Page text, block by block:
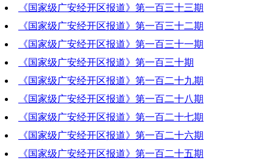
2021-10-07 20:07:52
《国家级广安经开区报道》第一百三十三期
2021-09-30 20:06:05
《国家级广安经开区报道》第一百三十二期
2021-09-23 20:57:38
《国家级广安经开区报道》第一百三十一期
2021-09-16 20:28:25
《国家级广安经开区报道》第一百三十期
2021-09-09 19:32:28
《国家级广安经开区报道》第一百二十九期
2021-09-02 20:02:34
《国家级广安经开区报道》第一百二十八期
2021-08-26 20:16:38
《国家级广安经开区报道》第一百二十七期
2021-08-19 20:35:40
《国家级广安经开区报道》第一百二十六期
2021-08-12 19:30:12
《国家级广安经开区报道》第一百二十五期